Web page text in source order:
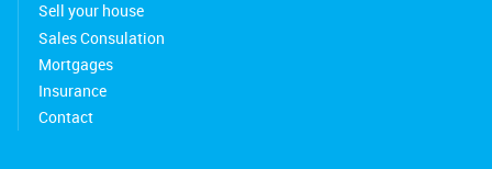
Sell your house
Sales Consulation
Mortgages
Insurance
Contact